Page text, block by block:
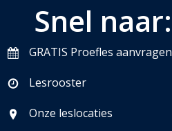
Snel naar:
GRATIS Proefles aanvragen
Lesrooster
Onze leslocaties